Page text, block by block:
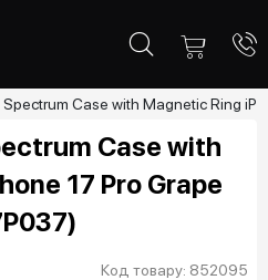
Case with Magnetic Ring
Case with
17 Pro Grape
Код товару: 852095